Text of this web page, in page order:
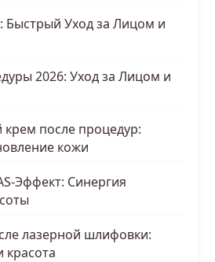
Быстрый Уход за Лицом и
2026: Уход за Лицом и
после процедур:
кожи
Эффект: Синергия
лазерной шлифовки:
красота